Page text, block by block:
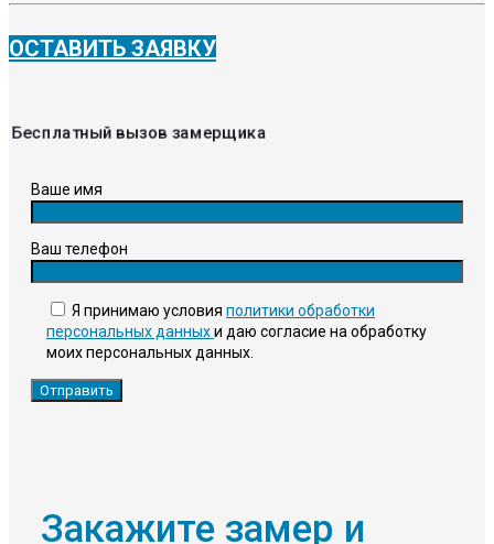
ОСТАВИТЬ ЗАЯВКУ
вызов замерщика
Ваше имя
Ваш телефон
Я принимаю условия политики обработки
персональных данныхи даю согласие на обработку
моих персональных данных.
Закажите замер и